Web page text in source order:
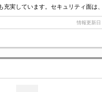
情報更新日